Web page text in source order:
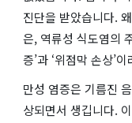
진단을 받았습니다.
은, 역류성 식도염의
증’과 ‘위점막 손상’
만성 염증은 기름진
상되면서 생깁니다.